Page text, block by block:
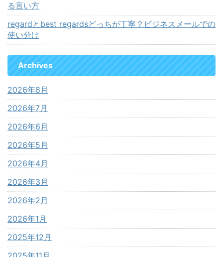
る言い方
regardとbest regardsどっちが丁寧？ビジネスメールでの
使い分け
Archives
2026年8月
2026年7月
2026年6月
2026年5月
2026年4月
2026年3月
2026年2月
2026年1月
2025年12月